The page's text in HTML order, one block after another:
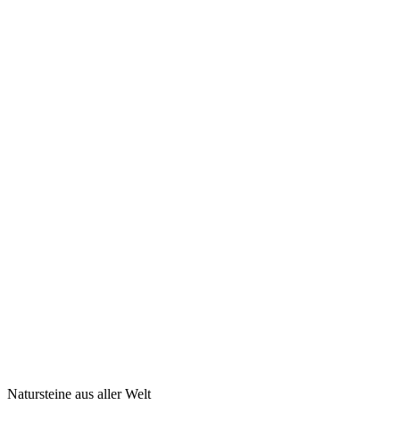
Natursteine aus aller Welt